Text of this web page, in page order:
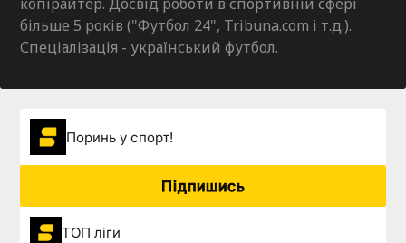
більше 5 років ("Футбол 24", Tribuna.com і т.д.).
Спеціалізація - український футбол.
Поринь у спорт!
Підпишись
ТОП ліги